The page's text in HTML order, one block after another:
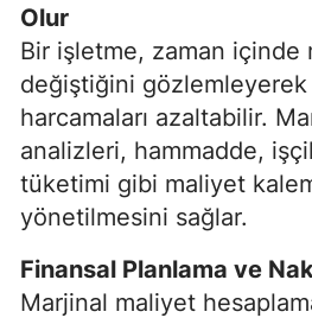
Olur
Bir işletme, zaman içinde
değiştiğini
harcamaları azaltabilir.
analizleri, hammadde,
tüketimi gibi maliyet
yönetilmesini sağlar.
Finansal Planlama ve
Marjinal maliyet